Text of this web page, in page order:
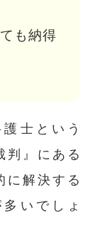
も納得
士という
判』にある
に解決する
いでしょ